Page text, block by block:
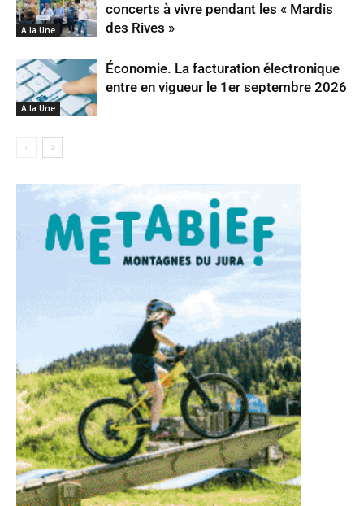
A la Une
concerts à vivre pendant les « Mardis
des Rives »
A la Une
Économie. La facturation électronique
entre en vigueur le 1er septembre 2026